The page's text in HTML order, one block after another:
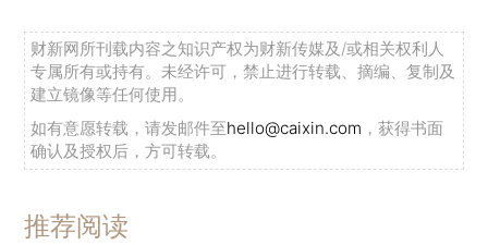
财新网所刊载内容之知识产权为财新传媒及/或相关权利人
专属所有或持有。未经许可，禁止进行转载、摘编、复制及
建立镜像等任何使用。
如有意愿转载，请发邮件至hello@caixin.com ，获得书面
确认及授权后，方可转载。
推荐阅读